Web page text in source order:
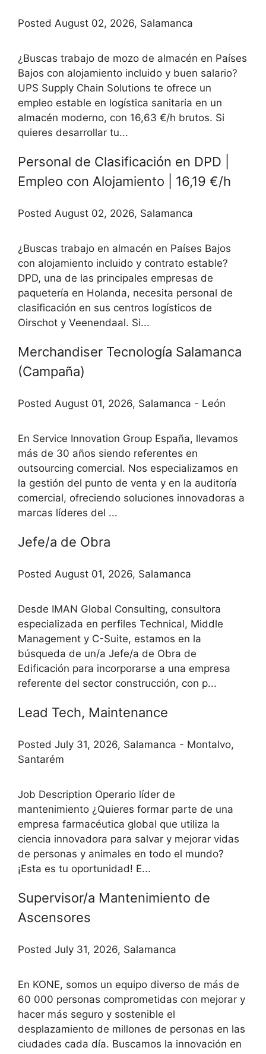
Posted August 02, 2026, Salamanca
¿Buscas trabajo de mozo de almacén en Países
Bajos con alojamiento incluido y buen salario?
UPS Supply Chain Solutions te ofrece un
empleo estable en logística sanitaria en un
almacén moderno, con 16,63 €/h brutos. Si
quieres desarrollar tu...
Personal de Clasificación en DPD |
Empleo con Alojamiento | 16,19 €/h
Posted August 02, 2026, Salamanca
¿Buscas trabajo en almacén en Países Bajos
con alojamiento incluido y contrato estable?
DPD, una de las principales empresas de
paquetería en Holanda, necesita personal de
clasificación en sus centros logísticos de
Oirschot y Veenendaal. Si...
Merchandiser Tecnología Salamanca
(Campaña)
Posted August 01, 2026, Salamanca - León
En Service Innovation Group España, llevamos
más de 30 años siendo referentes en
outsourcing comercial. Nos especializamos en
la gestión del punto de venta y en la auditoría
comercial, ofreciendo soluciones innovadoras a
marcas líderes del ...
Jefe/a de Obra
Posted August 01, 2026, Salamanca
Desde IMAN Global Consulting, consultora
especializada en perfiles Technical, Middle
Management y C-Suite, estamos en la
búsqueda de un/a Jefe/a de Obra de
Edificación para incorporarse a una empresa
referente del sector construcción, con p...
Lead Tech, Maintenance
Posted July 31, 2026, Salamanca - Montalvo,
Santarém
Job Description Operario líder de
mantenimiento ¿Quieres formar parte de una
empresa farmacéutica global que utiliza la
ciencia innovadora para salvar y mejorar vidas
de personas y animales en todo el mundo?
¡Esta es tu oportunidad! E...
Supervisor/a Mantenimiento de
Ascensores
Posted July 31, 2026, Salamanca
En KONE, somos un equipo diverso de más de
60 000 personas comprometidas con mejorar y
hacer más seguro y sostenible el
desplazamiento de millones de personas en las
ciudades cada día. Buscamos la innovación en